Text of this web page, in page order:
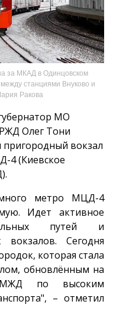
за МКАД в Одинцовском
между станциями Внуково и
Ракова
МО
Олег Тони
пригородный вокзал
4 (Киевское
метро МЦД-4
Идет активное
путей и
вокзалов. Сегодня
которая стала
обновлённым на
МЖД по высоким
– отметил